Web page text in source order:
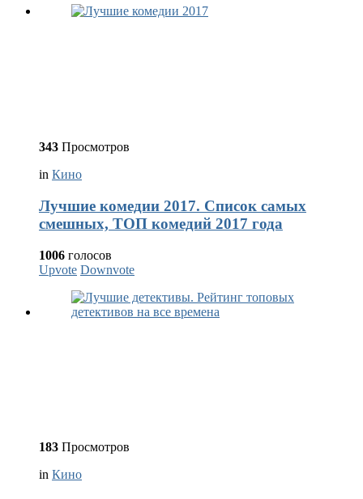
343 Просмотров
in Кино
Лучшие комедии 2017. Список самых
смешных, ТОП комедий 2017 года
1006 голосов
Upvote Downvote
183 Просмотров
in Кино